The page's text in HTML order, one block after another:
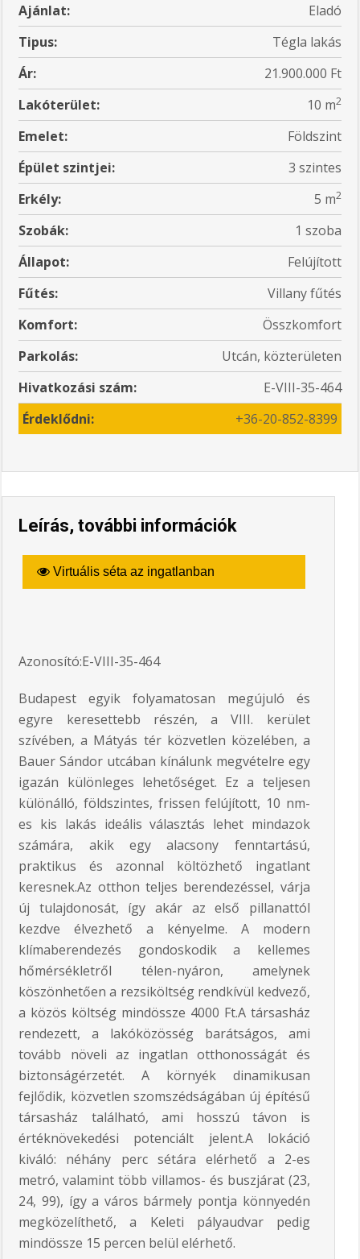
Ajánlat:
Eladó
Tipus:
Tégla lakás
Ár:
21.900.000 Ft
Lakóterület:
10 m2
Emelet:
Földszint
Épület szintjei:
3 szintes
Erkély:
5 m2
Szobák:
1 szoba
Állapot:
Felújított
Fűtés:
Villany fűtés
Komfort:
Összkomfort
Parkolás:
Utcán, közterületen
Hivatkozási szám:
E-VIII-35-464
Érdeklődni:
+36-20-852-8399
Leírás, további információk
Virtuális séta az ingatlanban
Azonosító:E-VIII-35-464
Budapest egyik folyamatosan megújuló és
egyre keresettebb részén, a VIII. kerület
szívében, a Mátyás tér közvetlen közelében, a
Bauer Sándor utcában kínálunk megvételre egy
igazán különleges lehetőséget. Ez a teljesen
különálló, földszintes, frissen felújított, 10 nm-
es kis lakás ideális választás lehet mindazok
számára, akik egy alacsony fenntartású,
praktikus és azonnal költözhető ingatlant
keresnek.Az otthon teljes berendezéssel, várja
új tulajdonosát, így akár az első pillanattól
kezdve élvezhető a kényelme. A modern
klímaberendezés gondoskodik a kellemes
hőmérsékletről télen-nyáron, amelynek
köszönhetően a rezsiköltség rendkívül kedvező,
a közös költség mindössze 4000 Ft.A társasház
rendezett, a lakóközösség barátságos, ami
tovább növeli az ingatlan otthonosságát és
biztonságérzetét. A környék dinamikusan
fejlődik, közvetlen szomszédságában új építésű
társasház található, ami hosszú távon is
értéknövekedési potenciált jelent.A lokáció
kiváló: néhány perc sétára elérhető a 2-es
metró, valamint több villamos- és buszjárat (23,
24, 99), így a város bármely pontja könnyedén
megközelíthető, a Keleti pályaudvar pedig
mindössze 15 percen belül elérhető.